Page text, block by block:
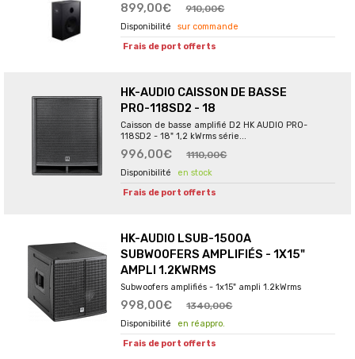
899,00€
910,00€
sur commande
Frais de port offerts
HK-AUDIO CAISSON DE BASSE
PRO-118SD2 - 18
Caisson de basse amplifié D2 HK AUDIO PRO-
118SD2 - 18" 1,2 kWrms série...
996,00€ 1110,00€
en stock
Frais de port offerts
HK-AUDIO LSUB-1500A
SUBWOOFERS AMPLIFIÉS - 1X15"
AMPLI 1.2KWRMS
Subwoofers amplifiés - 1x15" ampli 1.2kWrms
998,00€ 1340,00€
en réappro.
Frais de port offerts